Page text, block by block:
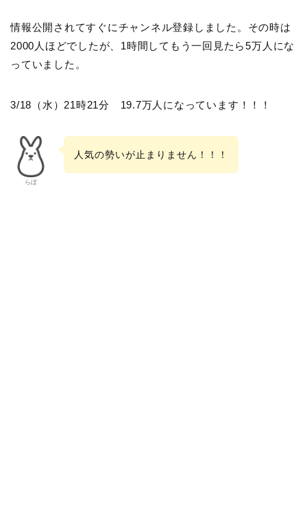
情報公開されてすぐにチャンネル登録しました。その時は
2000人ほどでしたが、1時間してもう一回見たら5万人にな
っていました。
3/18（水）21時21分 19.7万人になっています！！！
らぼ
人気の勢いが止まりません！！！